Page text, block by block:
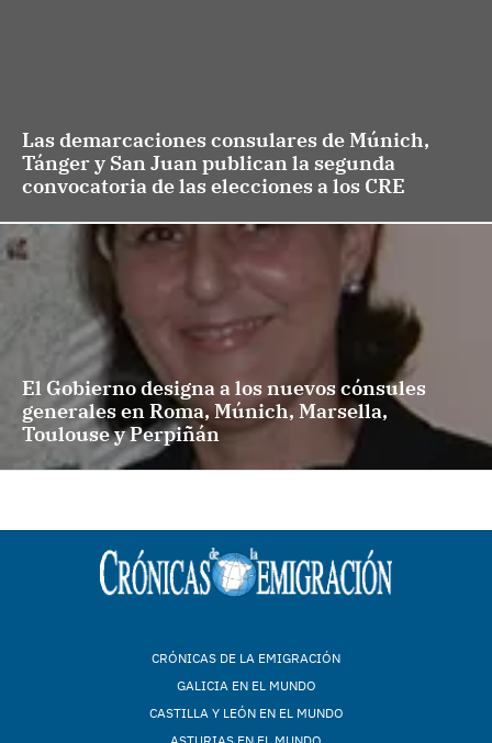
Las demarcaciones consulares de Múnich,
Tánger y San Juan publican la segunda
convocatoria de las elecciones a los CRE
El Gobierno designa a los nuevos cónsules
generales en Roma, Múnich, Marsella,
Toulouse y Perpiñán
CRÓNICAS DE LA EMIGRACIÓN
GALICIA EN EL MUNDO
CASTILLA Y LEÓN EN EL MUNDO